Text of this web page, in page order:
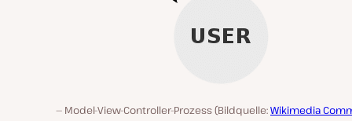
Model-View-Controller-Prozess (Bildquelle:Wikimedia